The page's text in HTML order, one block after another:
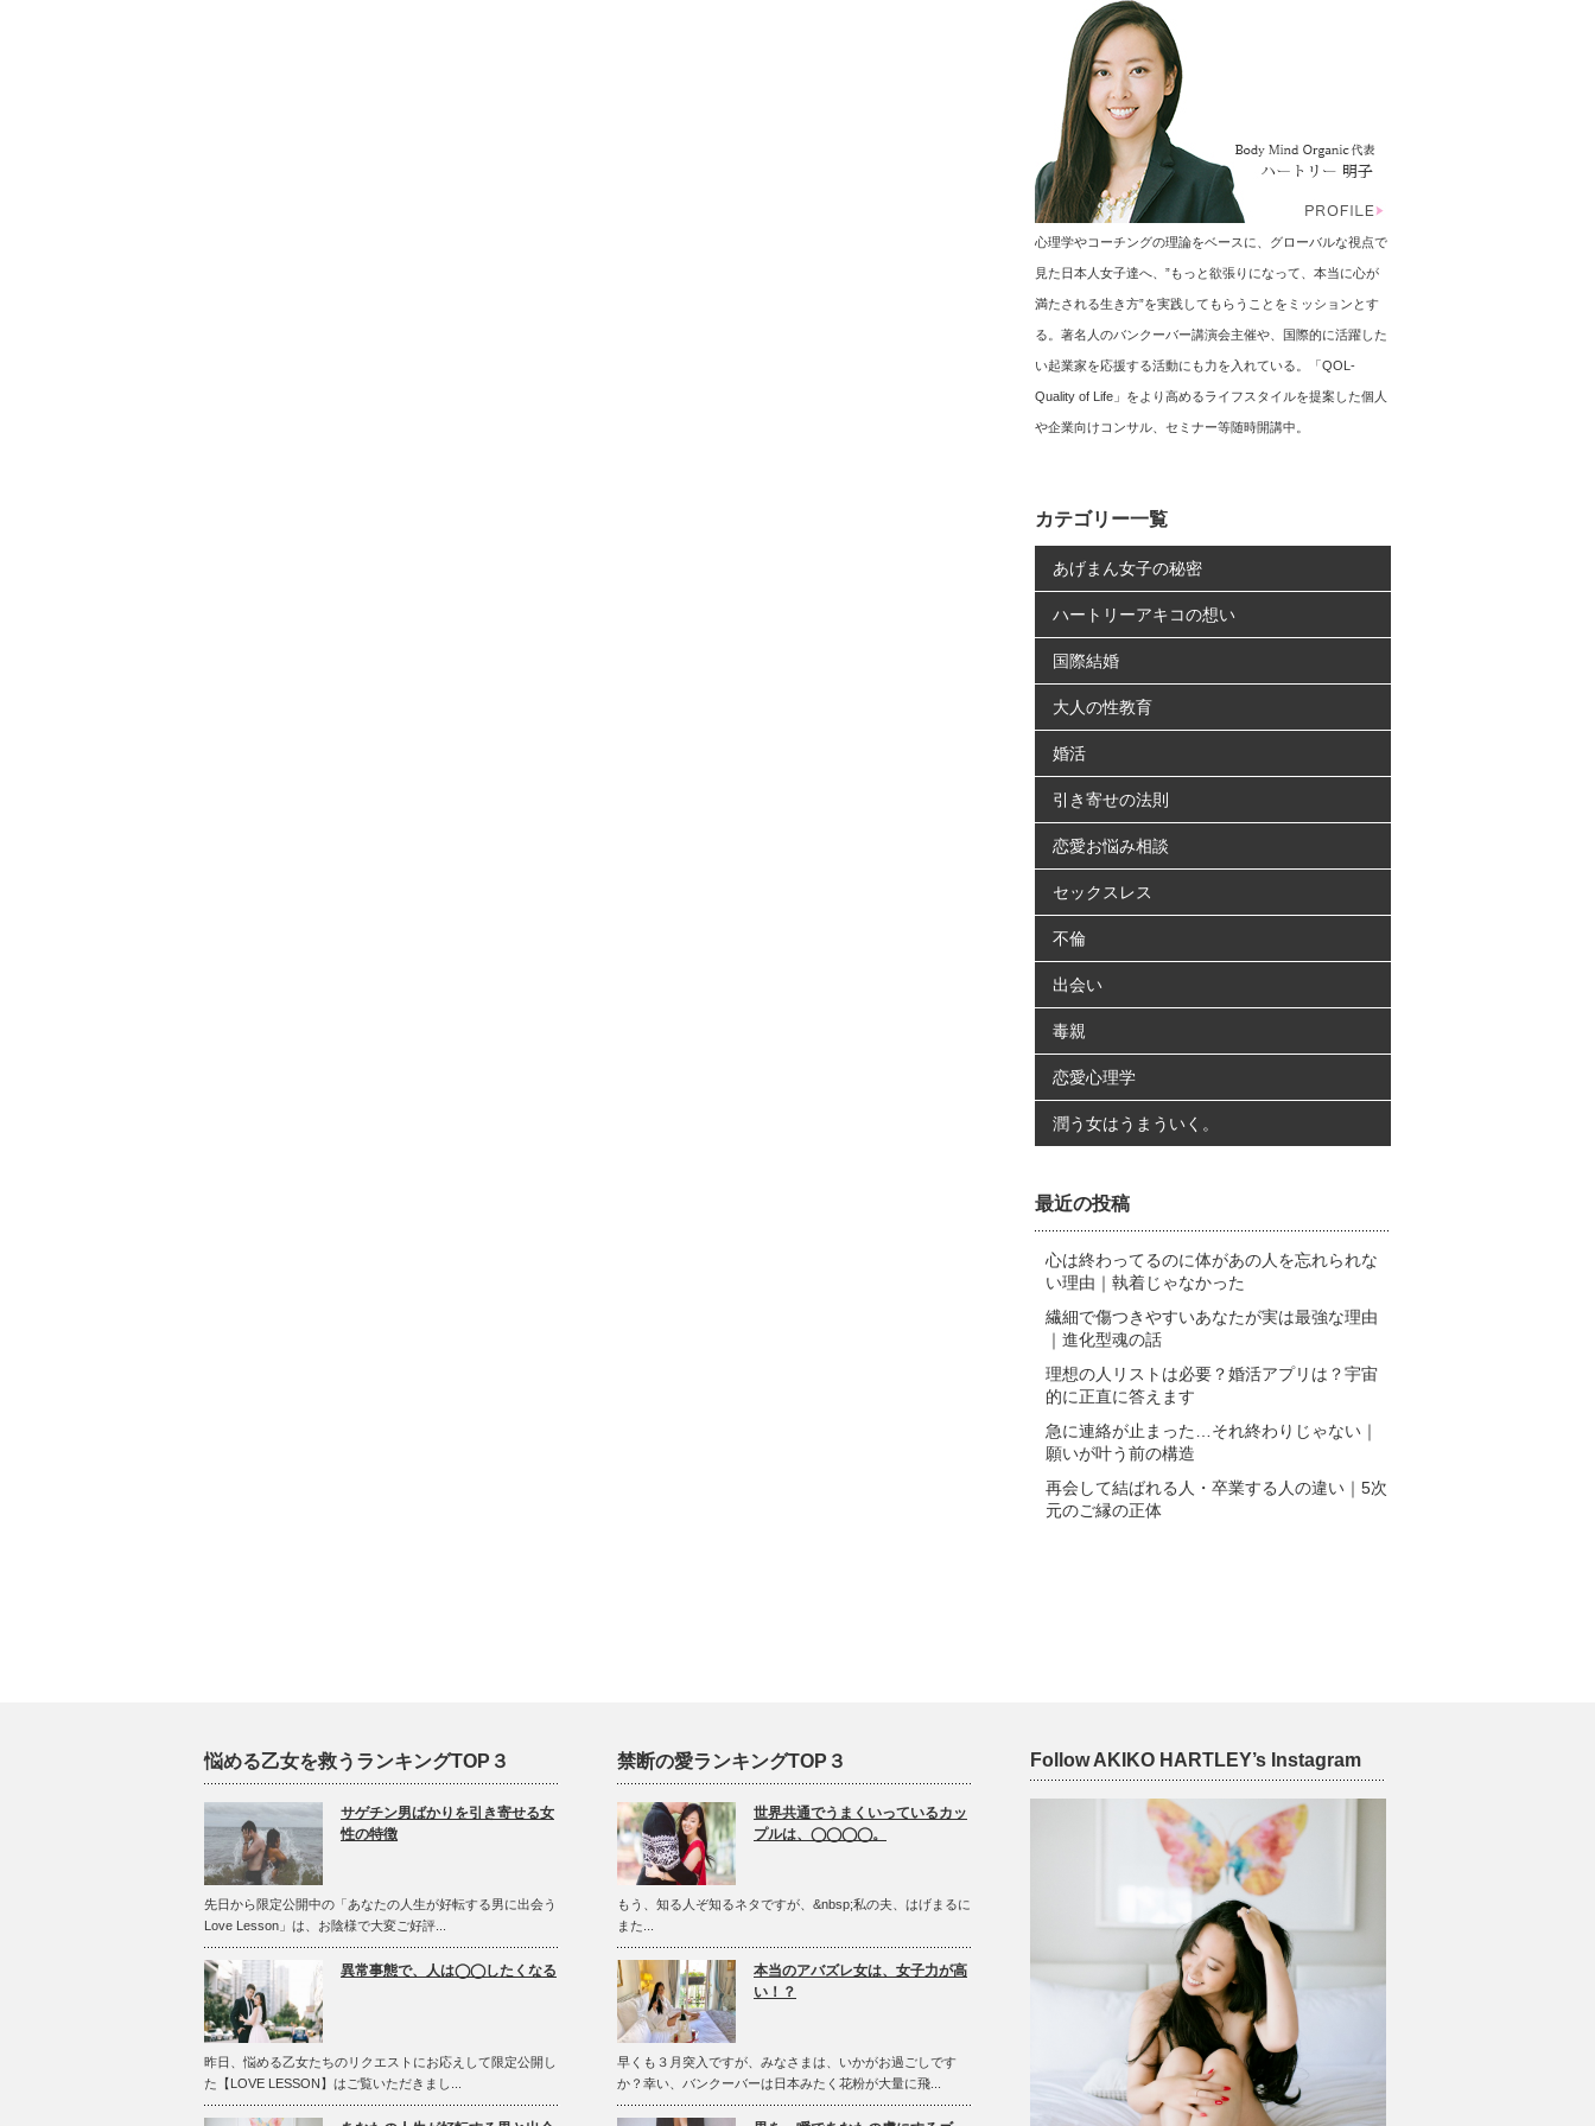
心理学やコーチングの理論をベースに、グローバルな視点で
見た日本人女子達へ、”もっと欲張りになって、本当に心が
満たされる生き方”を実践してもらうことをミッションとす
る。著名人のバンクーバー講演会主催や、国際的に活躍した
い起業家を応援する活動にも力を入れている。「QOL-
Quality of Life」をより高めるライフスタイルを提案した個人
や企業向けコンサル、セミナー等随時開講中。
カテゴリー一覧
あげまん女子の秘密
ハートリーアキコの想い
国際結婚
大人の性教育
婚活
引き寄せの法則
恋愛お悩み相談
セックスレス
不倫
出会い
毒親
恋愛心理学
潤う女はうまういく。
最近の投稿
心は終わってるのに体があの人を忘れられな
い理由｜執着じゃなかった
繊細で傷つきやすいあなたが実は最強な理由
｜進化型魂の話
理想の人リストは必要？婚活アプリは？宇宙
的に正直に答えます
急に連絡が止まった…それ終わりじゃない｜
願いが叶う前の構造
再会して結ばれる人・卒業する人の違い｜5次
元のご縁の正体
悩める乙女を救うランキングTOP３
サゲチン男ばかりを引き寄せる女
性の特徴
先日から限定公開中の「あなたの人生が好転する男に出会う
Love Lesson」は、お陰様で大変ご好評...
異常事態で、人は◯◯したくなる
昨日、悩める乙女たちのリクエストにお応えして限定公開し
た【LOVE LESSON】はご覧いただきまし...
禁断の愛ランキングTOP３
世界共通でうまくいっているカッ
プルは、◯◯◯◯。
もう、知る人ぞ知るネタですが、&nbsp;私の夫、はげまるに
また...
本当のアバズレ女は、女子力が高
い！？
早くも３月突入ですが、みなさまは、いかがお過ごしです
か？幸い、バンクーバーは日本みたく花粉が大量に飛...
Follow AKIKO HARTLEY’s Instagram